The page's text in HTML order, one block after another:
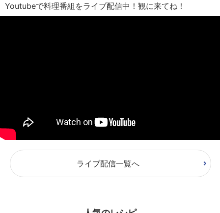
Youtubeで料理番組をライブ配信中！観に来てね！
ライブ配信一覧へ